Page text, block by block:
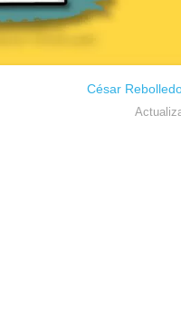
César